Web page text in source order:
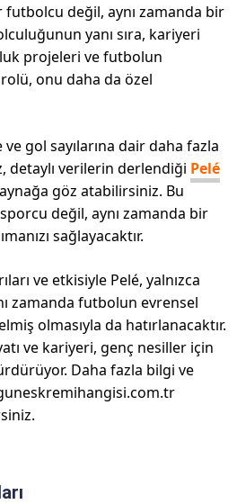
futbolcu değil, aynı zamanda bir
yanı sıra, kariyeri
projeleri ve futbolun
rolü, onu daha da özel
gol sayılarına dair daha fazla
detaylı verilerin derlendiği Pelé
göz atabilirsiniz. Bu
değil, aynı zamanda bir
sağlayacaktır.
ve etkisiyle Pelé, yalnızca
zamanda futbolun evrensel
olmasıyla da hatırlanacaktır.
ve kariyeri, genç nesiller için
Daha fazla bilgi ve